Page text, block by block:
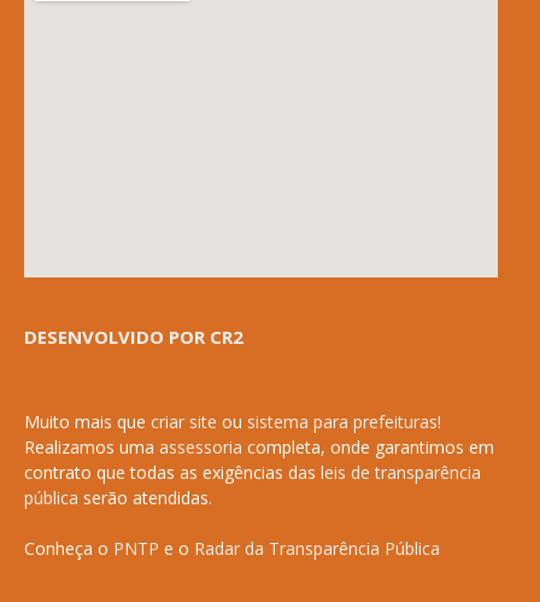
DESENVOLVIDO POR CR2
Muito mais que criar site ou sistema para prefeituras!
Realizamos uma assessoria completa, onde garantimos em
contrato que todas as exigências das leis de transparência
pública serão atendidas.
Conheça o PNTP e o Radar da Transparência Pública